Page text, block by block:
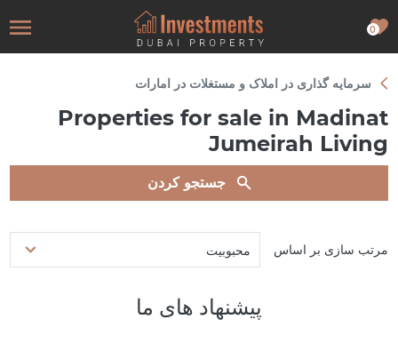
0
سرمایه گذاری در املاک و مستغلات در امارات
Properties for sale in Madinat
Jumeirah Living
جستجو کردن
مرتب سازی بر اساس محبوبیت
پیشنهاد های ما